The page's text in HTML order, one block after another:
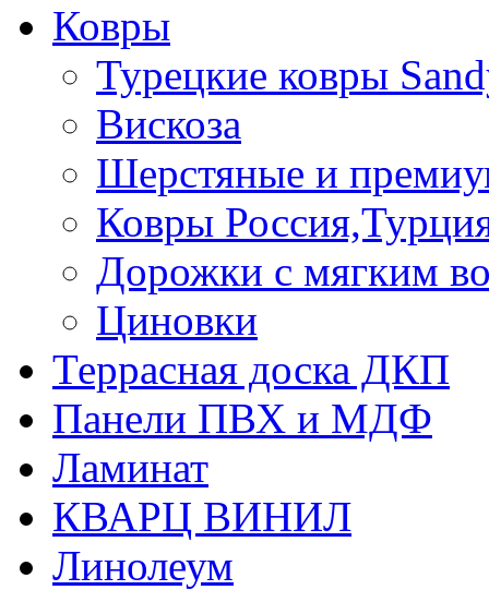
Ковры
Турецкие ковры
Вискоза
Шерстяные и
Ковры
Дорожки с мягким
Циновки
Террасная доска ДКП
Панели ПВХ и МДФ
Ламинат
КВАРЦ ВИНИЛ
Линолеум